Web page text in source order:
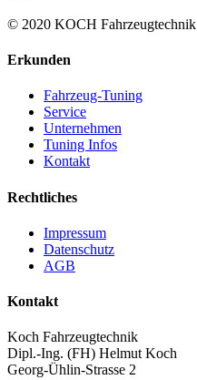
© 2020 KOCH Fahrzeugtechnik
Erkunden
Fahrzeug-Tuning
Service
Unternehmen
Tuning Infos
Kontakt
Rechtliches
Impressum
Datenschutz
AGB
Kontakt
Koch Fahrzeugtechnik
Dipl.-Ing. (FH) Helmut Koch
Georg-Ühlin-Strasse 2